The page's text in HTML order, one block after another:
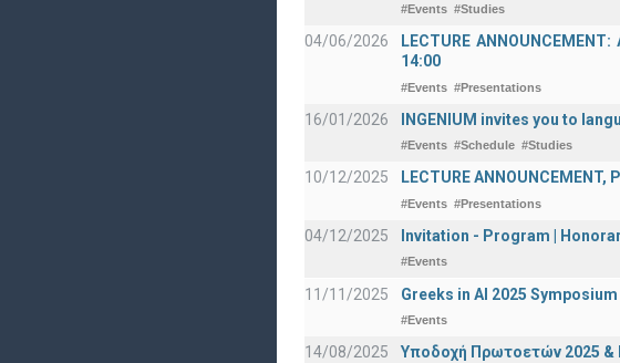
#Events #Studies
04/06/2026
LECTURE
14:00
#Events #Presentations
16/01/2026 INGENIUM invites you to
#Events #Schedule #Studies
10/12/2025 LECTURE
#Events #Presentations
04/12/2025 Invitation - Program |
#Events
11/11/2025 Greeks in AI 2025
#Events
14/08/2025 Υποδοχή Πρωτοετών 2025 &